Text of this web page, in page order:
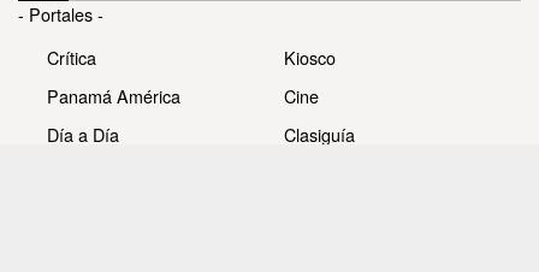
- Portales -
Crítica
Panamá América
Día a Día
Kiosco
Cine
Clasiguía